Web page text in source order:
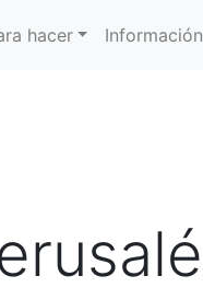
hacer